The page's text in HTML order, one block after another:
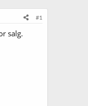
#1
salg.